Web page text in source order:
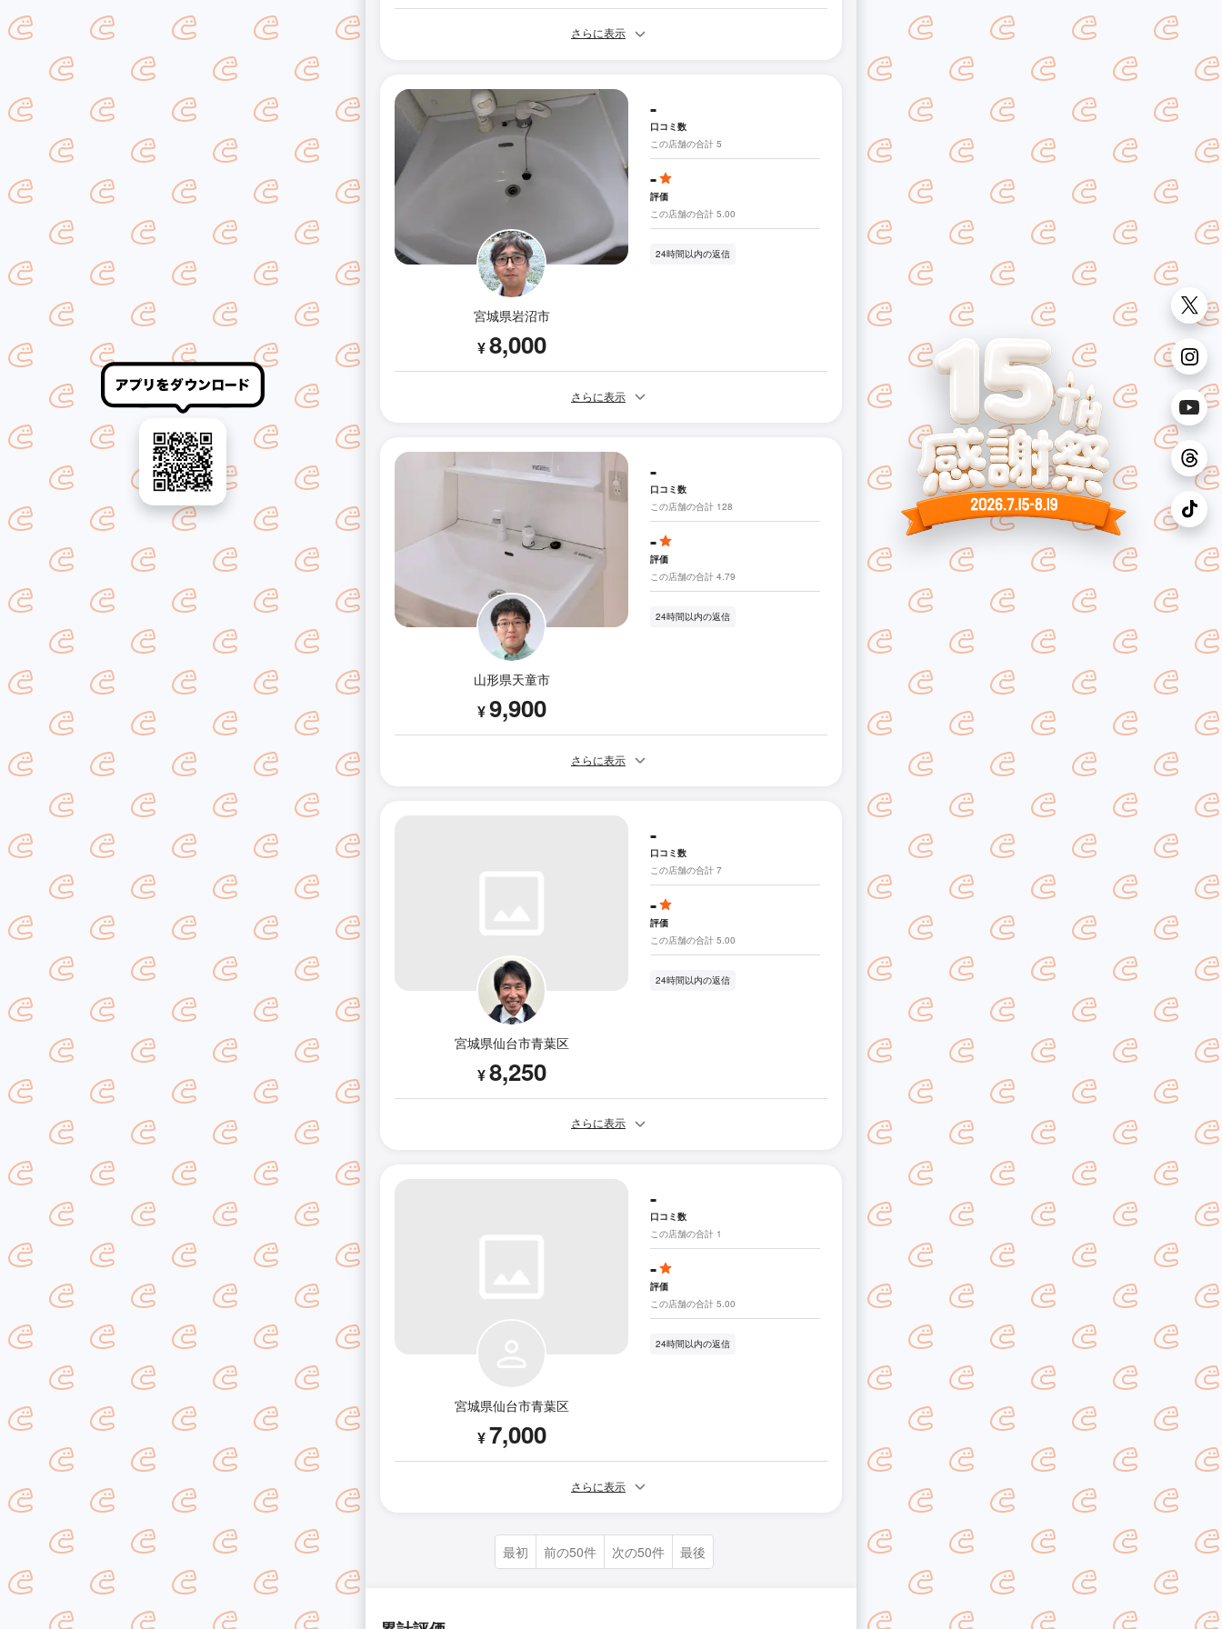
さらに表示
宮城県岩沼市
¥8,000
-
口コミ数
この店舗の合計 5
-
評価
この店舗の合計 5.00
24時間以内の返信
さらに表示
山形県天童市
¥9,900
-
口コミ数
この店舗の合計 128
-
評価
この店舗の合計 4.79
24時間以内の返信
さらに表示
宮城県仙台市青葉区
¥8,250
-
口コミ数
この店舗の合計 7
-
評価
この店舗の合計 5.00
24時間以内の返信
さらに表示
宮城県仙台市青葉区
¥7,000
-
口コミ数
この店舗の合計 1
-
評価
この店舗の合計 5.00
24時間以内の返信
さらに表示
最初 前の50件 次の50件 最後